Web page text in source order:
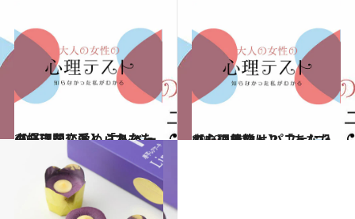
2020.1.1
【心理テスト】「あなたの好きな恋愛」 エレベーターに閉じ込められたら？
占い 2019.12.22
【心理テスト】「あなたの心の状態」 パフェに入れたい果物は？
占い